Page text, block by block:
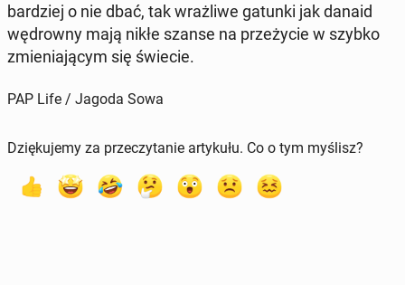
bar­dziej o nie dbać, tak wraż­li­we gatunki jak danaid
wę­drow­ny mają nikłe szanse na prze­ży­cie w szybko
zmie­nia­ją­cym się świecie.
PAP Life / Jagoda Sowa
Dziękujemy za przeczytanie artykułu. Co o tym myślisz?